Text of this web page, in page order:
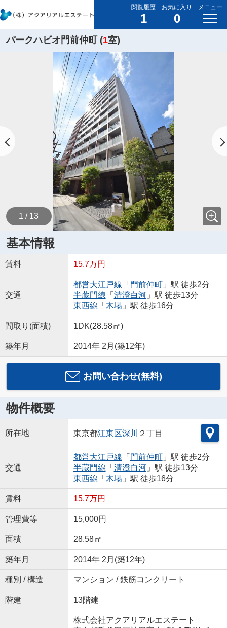
閲覧履歴
1
お気に入り
0
メニュー
パークハビオ門前仲町 (1室)
1 / 13
基本情報
賃料 15.7万円
交通
都営大江戸線 「 門前仲町」駅 徒歩2分
半蔵門線 「 清澄白河」駅 徒歩13分
東西線 「 木場」駅 徒歩16分
間取り(面積) 1DK(28.58㎡)
築年月 2014年 2月(築12年)
お問い合わせ(無料)
物件概要
所在地 東京都江東区深川 ２丁目
交通
都営大江戸線 「 門前仲町」駅 徒歩2分
半蔵門線 「 清澄白河」駅 徒歩13分
東西線 「 木場」駅 徒歩16分
賃料 15.7万円
管理費等 15,000円
面積 28.58㎡
築年月 2014年 2月(築12年)
種別 / 構造 マンション / 鉄筋コンクリート
階建 13階建
株式会社アクアリアルエステート